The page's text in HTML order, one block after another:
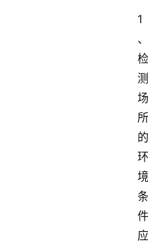
1
、
检
测
场
所
的
环
境
条
件
应